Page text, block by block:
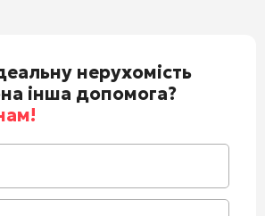
нерухомість
інша допомога?